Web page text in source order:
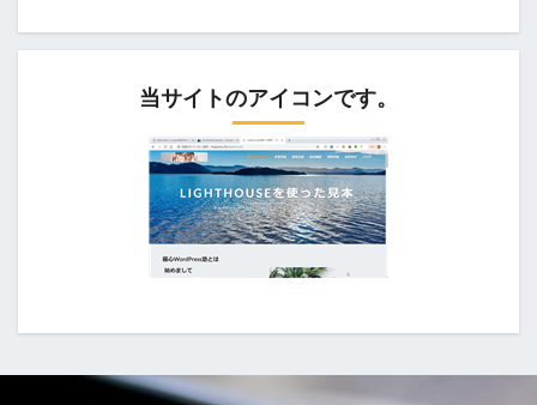
当サイトのアイコンです。